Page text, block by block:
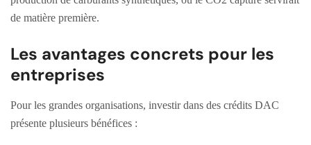
de matière première.
Les avantages concrets pour les
entreprises
Pour les grandes organisations, investir dans des crédits DAC
présente plusieurs bénéfices :